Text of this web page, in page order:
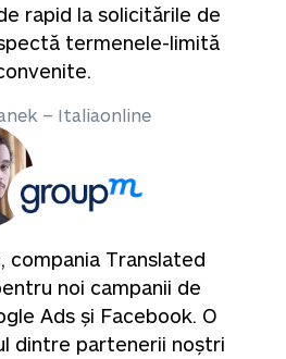
rapid la solicitările de
termenele-limită
– Italiaonline
compania Translated
noi campanii de
Ads și Facebook. O
dintre partenerii noștri